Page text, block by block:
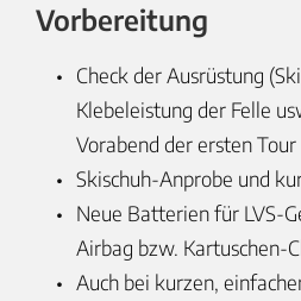
Vorbereitung
Check der Ausrüstung
Klebeleistung der Felle
Vorabend der ersten Tour
Skischuh-Anprobe und
Neue Batterien für LVS-
Airbag bzw. Kartuschen-
Auch bei kurzen,